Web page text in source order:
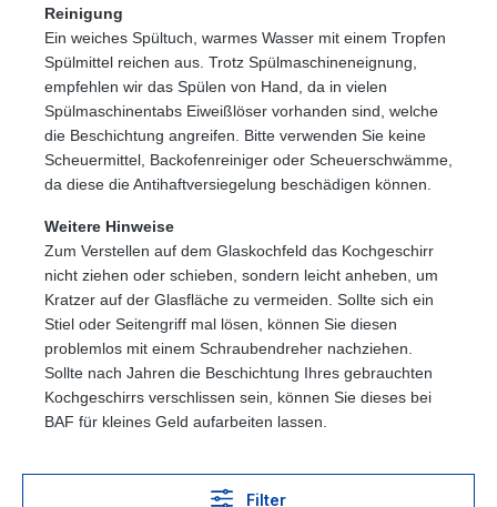
Reinigung
Ein weiches Spültuch, warmes Wasser mit einem Tropfen
Spülmittel reichen aus. Trotz Spülmaschineneignung,
empfehlen wir das Spülen von Hand, da in vielen
Spülmaschinentabs Eiweißlöser vorhanden sind, welche
die Beschichtung angreifen. Bitte verwenden Sie keine
Scheuermittel, Backofenreiniger oder Scheuerschwämme,
da diese die Antihaftversiegelung beschädigen können.
Weitere Hinweise
Zum Verstellen auf dem Glaskochfeld das Kochgeschirr
nicht ziehen oder schieben, sondern leicht anheben, um
Kratzer auf der Glasfläche zu vermeiden. Sollte sich ein
Stiel oder Seitengriff mal lösen, können Sie diesen
problemlos mit einem Schraubendreher nachziehen.
Sollte nach Jahren die Beschichtung Ihres gebrauchten
Kochgeschirrs verschlissen sein, können Sie dieses bei
BAF für kleines Geld aufarbeiten lassen.
Filter